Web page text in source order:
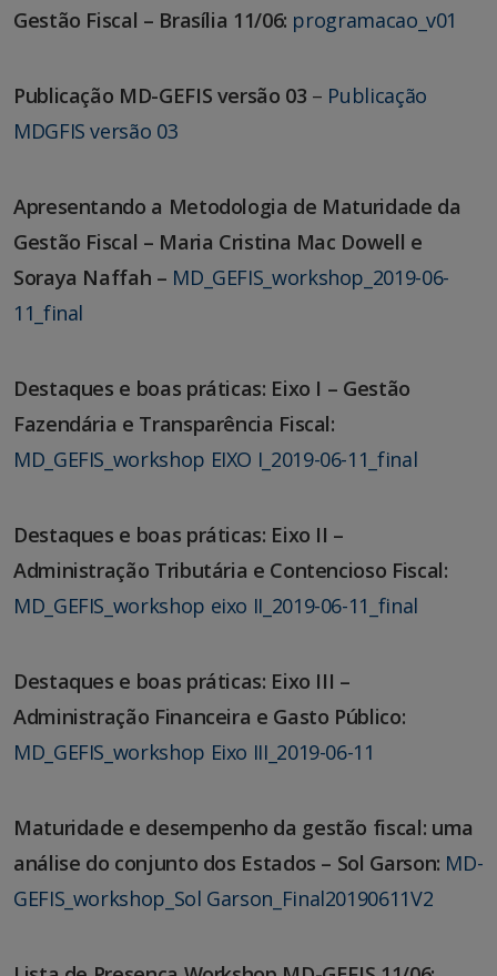
Gestão Fiscal – Brasília 11/06: programacao_v01
Publicação MD-GEFIS versão 03 – Publicação
MDGFIS versão 03
Apresentando a Metodologia de Maturidade da
Gestão Fiscal – Maria Cristina Mac Dowell e
Soraya Naffah – MD_GEFIS_workshop_2019-06-
11_final
Destaques e boas práticas: Eixo I – Gestão
Fazendária e Transparência Fiscal:
MD_GEFIS_workshop EIXO I_2019-06-11_final
Destaques e boas práticas: Eixo II –
Administração Tributária e Contencioso Fiscal:
MD_GEFIS_workshop eixo II_2019-06-11_final
Destaques e boas práticas: Eixo III –
Administração Financeira e Gasto Público:
MD_GEFIS_workshop Eixo III_2019-06-11
Maturidade e desempenho da gestão fiscal: uma
análise do conjunto dos Estados – Sol Garson: MD-
GEFIS_workshop_Sol Garson_Final20190611V2